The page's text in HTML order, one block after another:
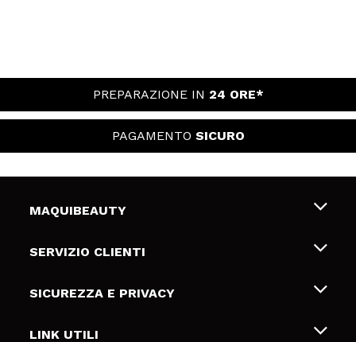
PREPARAZIONE IN 24 ORE*
PAGAMENTO SICURO
MAQUIBEAUTY
Chi siamo
Gift Cards
SERVIZIO CLIENTI
Spedizioni & Resi
Metodi di pagamamento
SICUREZZA E PRIVACY
Termini e condizioni
LINK UTILI